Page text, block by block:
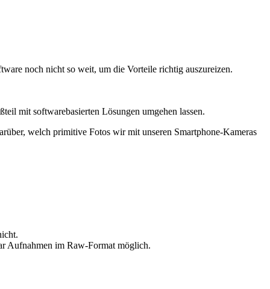
noch nicht so weit, um die Vorteile richtig auszureizen.
mit softwarebasierten Lösungen umgehen lassen.
welch primitive Fotos wir mit unseren Smartphone-Kameras
Aufnahmen im Raw-Format möglich.